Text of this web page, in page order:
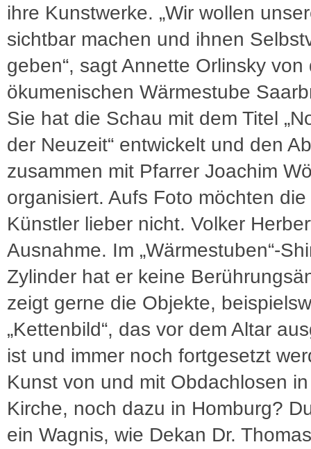
ihre Kunstwerke. „Wir wollen
sichtbar machen und ihnen
geben“, sagt Annette Orlinsky von
ökumenischen Wärmestube
Sie hat die Schau mit dem Titel
der Neuzeit“ entwickelt und den
zusammen mit Pfarrer Joachim
organisiert. Aufs Foto möchten
Künstler lieber nicht. Volker
Ausnahme. Im „Wärmestuben“-
Zylinder hat er keine
zeigt gerne die Objekte,
„Kettenbild“, das vor dem Altar
ist und immer noch fortgesetzt
Kunst von und mit Obdachlosen
Kirche, noch dazu in Homburg?
ein Wagnis, wie Dekan Dr. Thomas